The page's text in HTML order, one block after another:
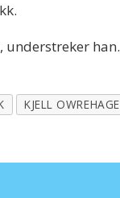
understreker han.
KJELL